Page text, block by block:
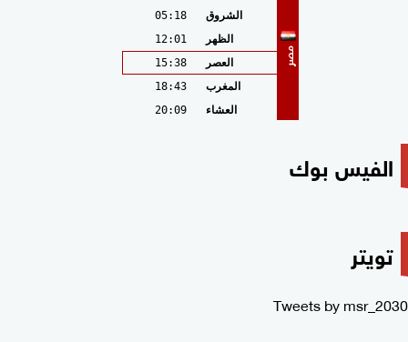
مصر
الشروق
05:18
الظهر
12:01
العصر
15:38
المغرب
18:43
العشاء
20:09
الفيس بوك
تويتر
Tweets by msr_2030